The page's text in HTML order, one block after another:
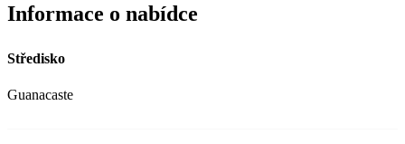
Informace o nabídce
Středisko
Guanacaste